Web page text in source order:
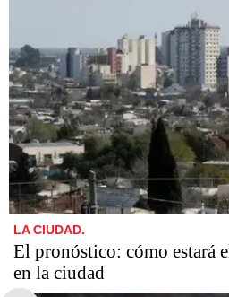
LA CIUDAD.
El pronóstico: cómo estará
en la ciudad